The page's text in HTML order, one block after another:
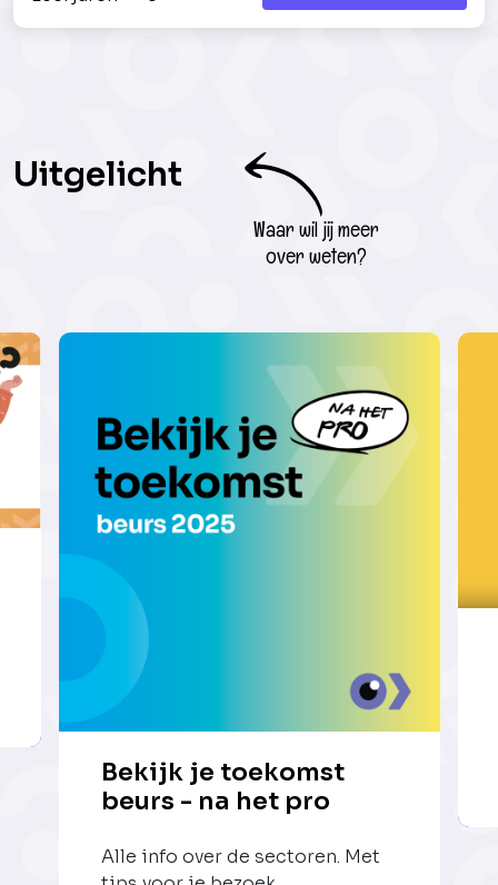
Uitgelicht
Waar wil jij meer
over weten?
Bekijk je toekomst
beurs - na het pro
Alle info over de sectoren. Met